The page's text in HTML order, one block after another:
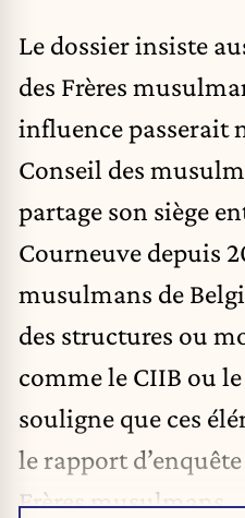
Le dossier insiste
des Frères
influence passerait
Conseil des
partage son siège
Courneuve depuis
musulmans de
des structures ou
comme le CIIB ou
souligne que ces
le rapport
Frères musulmans.